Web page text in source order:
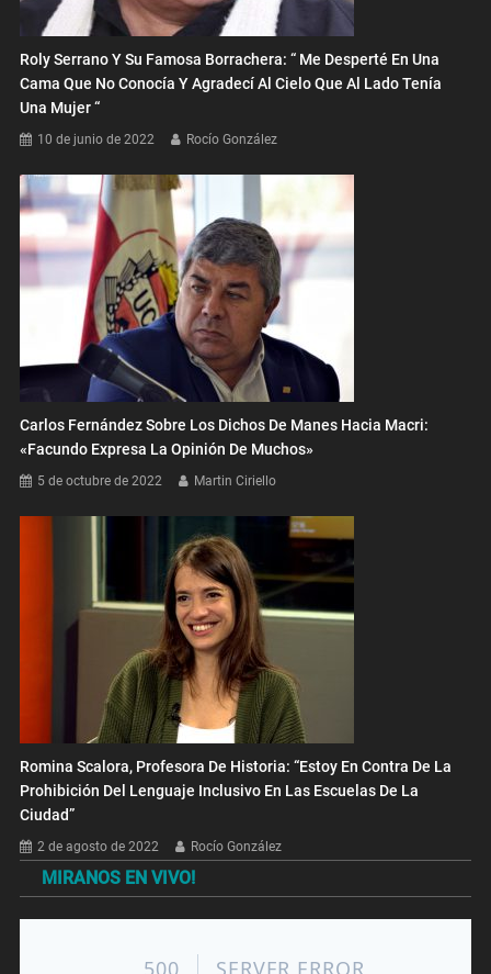
Roly Serrano Y Su Famosa Borrachera: “ Me Desperté En Una
Cama Que No Conocía Y Agradecí Al Cielo Que Al Lado Tenía
Una Mujer “
10 de junio de 2022 Rocío González
Carlos Fernández Sobre Los Dichos De Manes Hacia Macri:
«Facundo Expresa La Opinión De Muchos»
5 de octubre de 2022 Martin Ciriello
Romina Scalora, Profesora De Historia: “Estoy En Contra De La
Prohibición Del Lenguaje Inclusivo En Las Escuelas De La
Ciudad”
2 de agosto de 2022 Rocío González
MIRANOS EN VIVO!